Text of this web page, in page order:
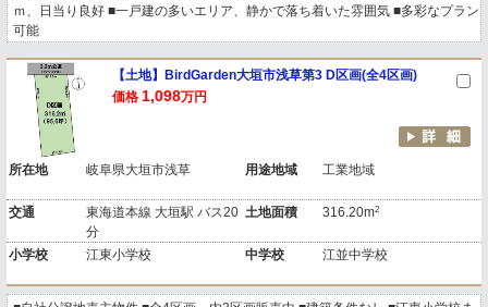
ｍ、日当り良好 ■一戸建の多いエリア、静かで落ち着いた雰囲気 ■多彩なプラン
可能
【土地】BirdGarden大垣市浅草第3 D区画(全4区画)
価格 1,098万円
所在地 岐阜県大垣市浅草 用途地域 工業地域
交通
東海道本線 大垣駅 バス20
分
土地面積 316.20m2
小学校 江東小学校 中学校 江並中学校